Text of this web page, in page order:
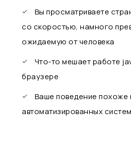
Вы просматриваете
со скоростью, намного
ожидаемую от человека
Что-то мешает работе
браузере
Ваше поведение похоже
автоматизированных систем